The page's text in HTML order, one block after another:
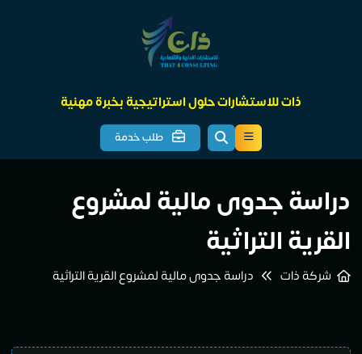
ذات للاستشارات حلول استراتيجية بخبرة مهنية
طلب خدمة
دراسة جدوى مالية لمشروع
القرية التراثية
شركة ذات دراسة جدوى مالية لمشروع القرية التراثية